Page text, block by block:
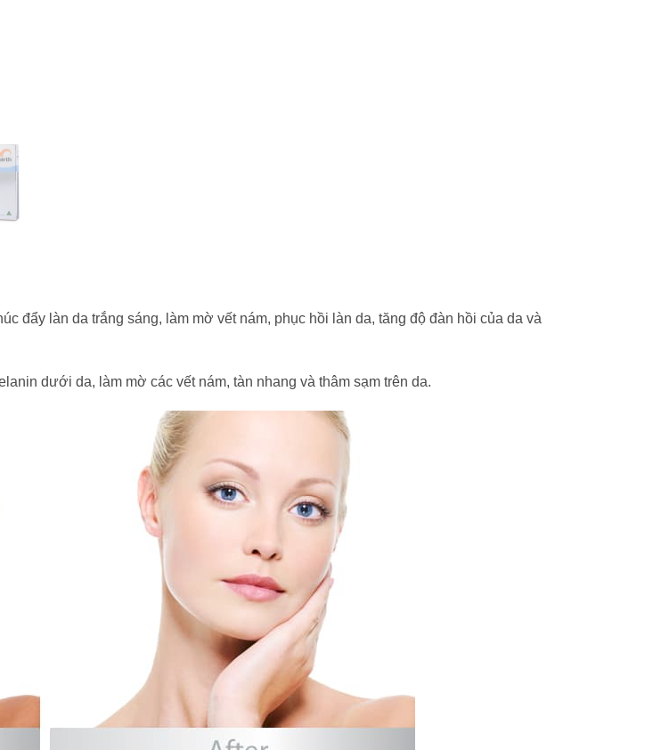
đẩy làn da trắng sáng, làm mờ vết nám, phục hồi làn da, tăng độ đàn hồi của da và
dưới da, làm mờ các vết nám, tàn nhang và thâm sạm trên da.